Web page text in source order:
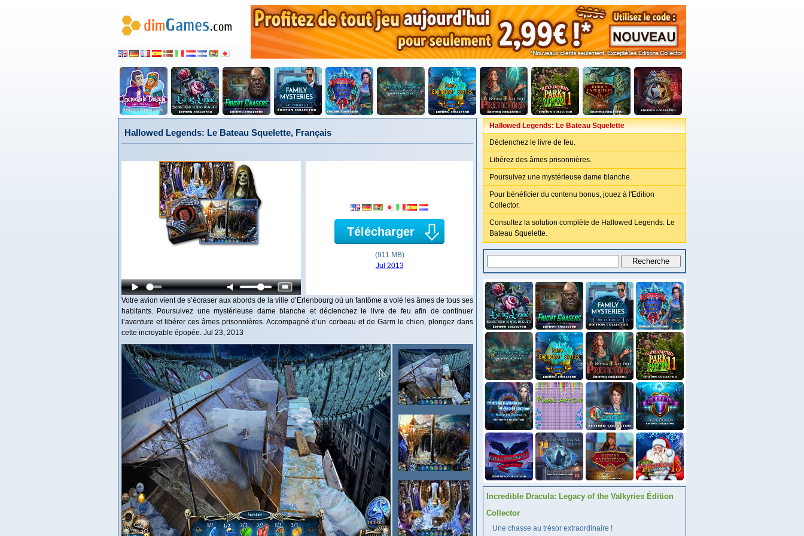
Hallowed Legends: Le Bateau Squelette, Français
Télécharger
(911 MB)
Jul 2013
Votre avion vient de s’écraser aux abords de la ville d’Erlenbourg où un fantôme a volé les âmes de tous ses
habitants. Poursuivez une mystérieuse dame blanche et déclenchez le livre de feu afin de continuer
l’aventure et libérer ces âmes prisonnières. Accompagné d’un corbeau et de Garm le chien, plongez dans
cette incroyable épopée. Jul 23, 2013
Hallowed Legends: Le Bateau Squelette
Déclenchez le livre de feu.
Libérez des âmes prisonnières.
Poursuivez une mystérieuse dame blanche.
Pour bénéficier du contenu bonus, jouez à l'Edition
Collector.
Consultez la solution complète de Hallowed Legends: Le
Bateau Squelette.
Incredible Dracula: Legacy of the Valkyries Édition
Collector
Une chasse au trésor extraordinaire !